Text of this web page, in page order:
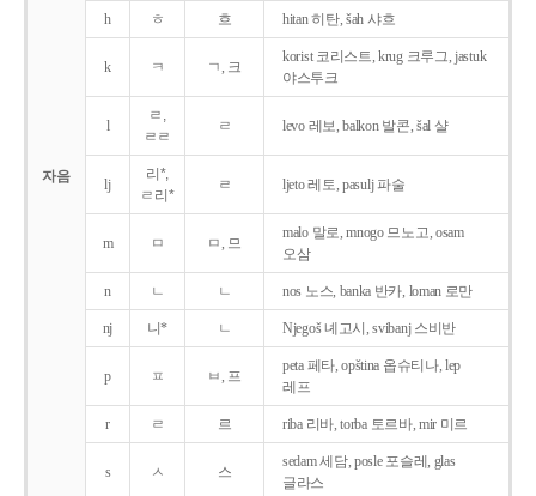
자음
h ㅎ 흐 hitan 히탄, šah 샤흐
k ㅋ ㄱ, 크
korist 코리스트, krug 크루그, jastuk
야스투크
l
ㄹ,
ㄹㄹ
ㄹ levo 레보, balkon 발콘, šal 샬
lj
리*,
ㄹ리*
ㄹ ljeto 레토, pasulj 파술
m ㅁ ㅁ, 므
malo 말로, mnogo 므노고, osam
오삼
n ㄴ ㄴ nos 노스, banka 반카, loman 로만
nj 니* ㄴ Njegoš 녜고시, svibanj 스비반
p ㅍ ㅂ, 프
peta 페타, opština 옵슈티나, lep
레프
r ㄹ 르 riba 리바, torba 토르바, mir 미르
s ㅅ 스
sedam 세담, posle 포슬레, glas
글라스